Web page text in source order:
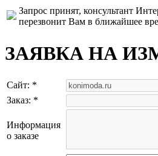
Запрос принят, консультант
перезвонит Вам в ближайшее
ЗАЯВКА НА
Сайт: *
Заказ: *
Информация
о заказе